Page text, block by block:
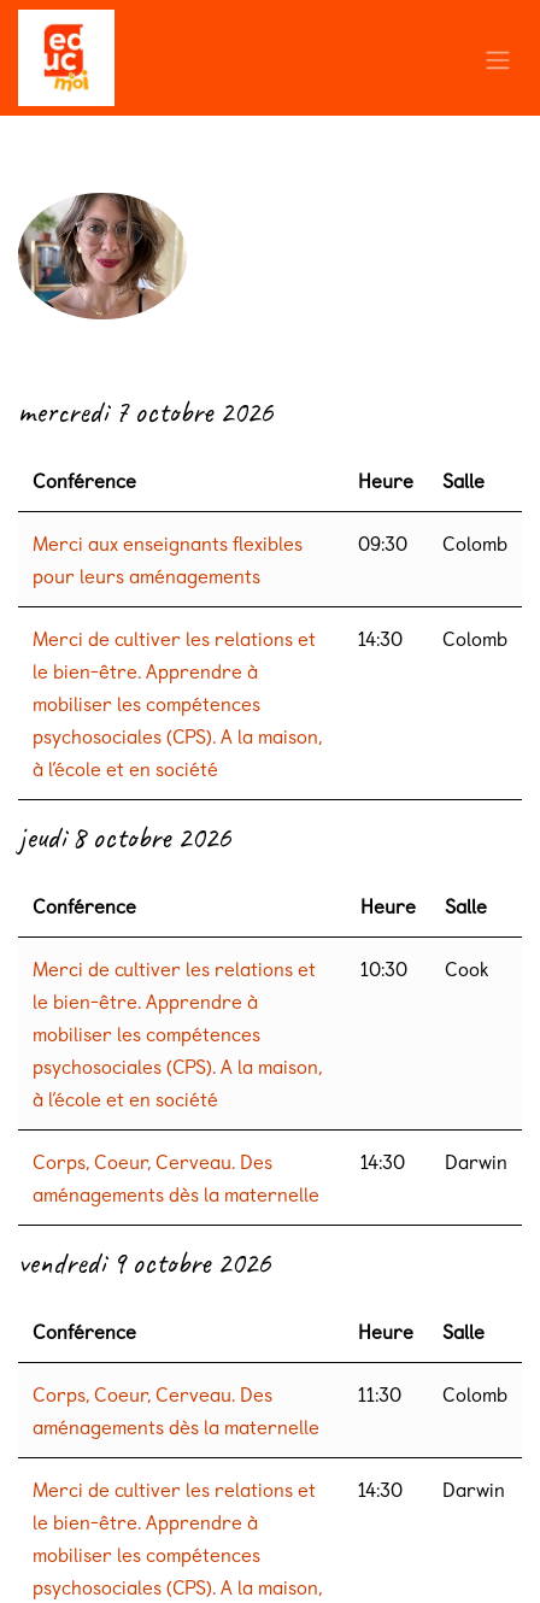
Se rendre au contenu
mercredi 7 octobre 2026
Conférence Heure Salle
Merci aux enseignants flexibles
pour leurs aménagements
09:30 Colomb
Merci de cultiver les relations et
le bien-être. Apprendre à
mobiliser les compétences
psychosociales (CPS). A la maison,
à l’école et en société
14:30 Colomb
jeudi 8 octobre 2026
Conférence Heure Salle
Merci de cultiver les relations et
le bien-être. Apprendre à
mobiliser les compétences
psychosociales (CPS). A la maison,
à l’école et en société
10:30 Cook
Corps, Coeur, Cerveau. Des
aménagements dès la maternelle
14:30 Darwin
vendredi 9 octobre 2026
Conférence Heure Salle
Corps, Coeur, Cerveau. Des
aménagements dès la maternelle
11:30 Colomb
Merci de cultiver les relations et
le bien-être. Apprendre à
mobiliser les compétences
psychosociales (CPS). A la maison,
14:30 Darwin